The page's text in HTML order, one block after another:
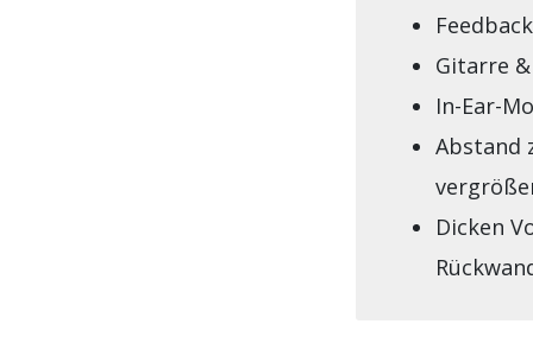
Gitarre
In-Ear-
Abstand
Dicken